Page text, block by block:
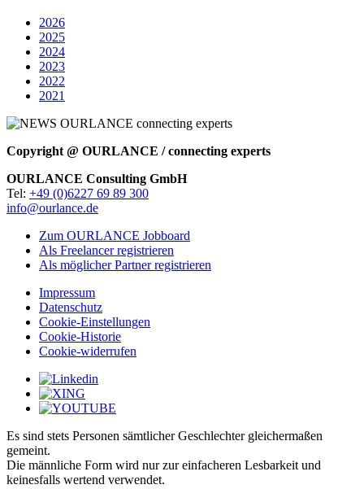
2026
2025
2024
2023
2022
2021
Copyright @ OURLANCE / connecting experts
OURLANCE Consulting GmbH
Tel: +49 (0)6227 69 89 300
info@ourlance.de
Zum OURLANCE Jobboard
Als Freelancer registrieren
Als möglicher Partner registrieren
Impressum
Datenschutz
Cookie-Einstellungen
Cookie-Historie
Cookie-widerrufen
Es sind stets Personen sämtlicher Geschlechter gleichermaßen
gemeint.
Die männliche Form wird nur zur einfacheren Lesbarkeit und
keinesfalls wertend verwendet.